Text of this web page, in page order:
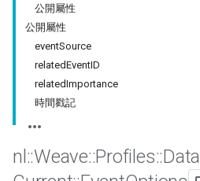
公開屬性
公開屬性
eventSource
relatedEventID
relatedImportance
時間戳記
nl ::Weave::Profiles::Data